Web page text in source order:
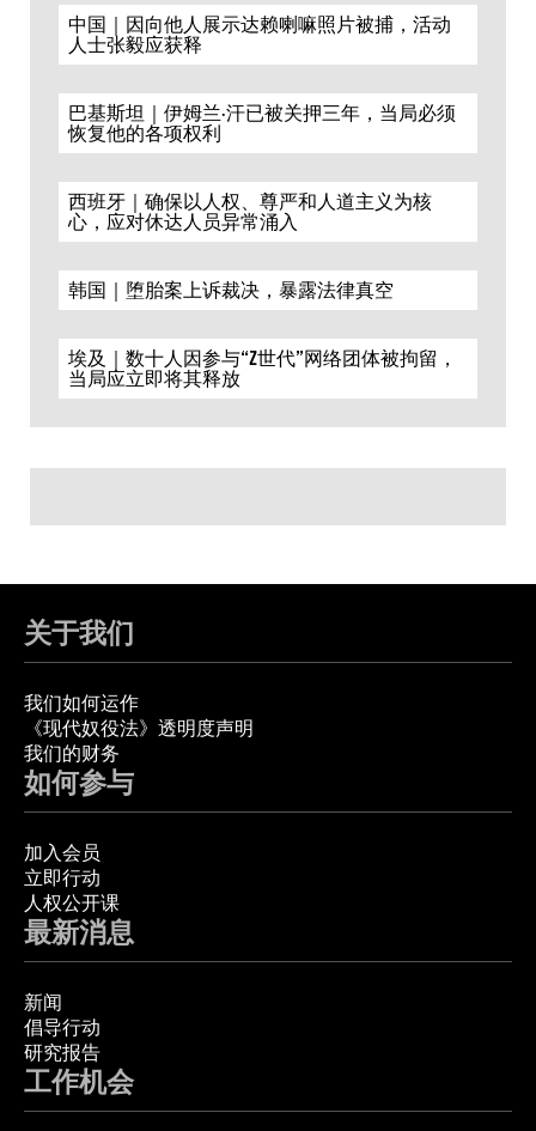
中国｜因向他人展示达赖喇嘛照片被捕，活动
人士张毅应获释
巴基斯坦｜伊姆兰·汗已被关押三年，当局必须
恢复他的各项权利
西班牙｜确保以人权、尊严和人道主义为核
心，应对休达人员异常涌入
韩国｜堕胎案上诉裁决，暴露法律真空
埃及｜数十人因参与“Z世代”网络团体被拘留，
当局应立即将其释放
关于我们
我们如何运作
《现代奴役法》透明度声明
我们的财务
如何参与
加入会员
立即行动
人权公开课
最新消息
新闻
倡导行动
研究报告
工作机会